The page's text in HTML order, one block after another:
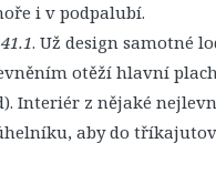
i v podpalubí.
. Už design samotné
otěží hlavní
Interiér z nějaké
aby do